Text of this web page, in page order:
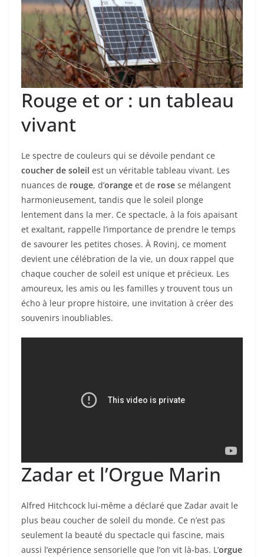
Rouge et or : un tableau
vivant
Le spectre de couleurs qui se dévoile pendant ce
coucher de soleil est un véritable tableau vivant. Les
nuances de rouge, d’orange et de rose se mélangent
harmonieusement, tandis que le soleil plonge
lentement dans la mer. Ce spectacle, à la fois apaisant
et exaltant, rappelle l’importance de prendre le temps
de savourer les petites choses. À Rovinj, ce moment
devient une célébration de la vie, un doux rappel que
chaque coucher de soleil est unique et précieux. Les
amoureux, les amis ou les familles y trouvent tous un
écho à leur propre histoire, une invitation à créer des
souvenirs inoubliables.
Zadar et l’Orgue Marin
Alfred Hitchcock lui-même a déclaré que Zadar avait le
plus beau coucher de soleil du monde. Ce n’est pas
seulement la beauté du spectacle qui fascine, mais
aussi l’expérience sensorielle que l’on vit là-bas. L’orgue